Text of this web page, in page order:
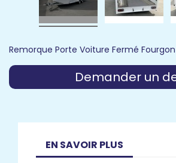
Remorque Porte Voiture Fermé
Demander un
EN SAVOIR PLUS